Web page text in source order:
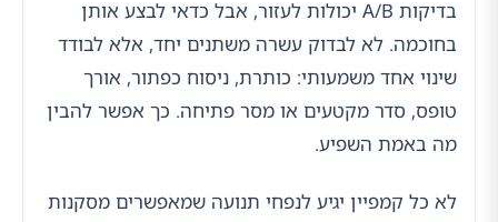
בדיקות A/B יכולות לעזור, אבל כדאי לבצע אותן
בחוכמה. לא לבדוק עשרה משתנים יחד, אלא לבודד
שינוי אחד משמעותי: כותרת, ניסוח כפתור, אורך
טופס, סדר מקטעים או מסר פתיחה. כך אפשר להבין
מה באמת השפיע.
לא כל קמפיין יגיע לנפחי תנועה שמאפשרים מסקנות